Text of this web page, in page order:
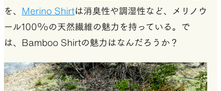
を、 Merino Shirtは消臭性や調湿性など、メリノウ
ール100%の天然繊維の魅力を持っている。で
は、Bamboo Shirtの魅力はなんだろうか？